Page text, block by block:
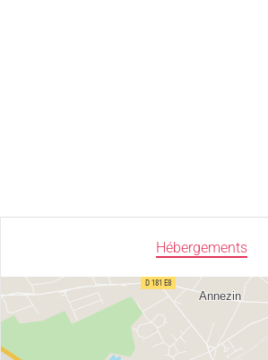
Hébergements